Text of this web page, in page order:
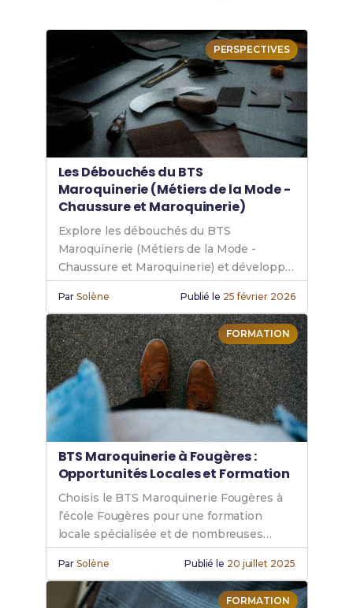
PERSPECTIVES
Les Débouchés du BTS
Maroquinerie (Métiers de la Mode -
Chaussure et Maroquinerie)
Explore les débouchés du BTS
Maroquinerie (Métiers de la Mode -
Chaussure et Maroquinerie) et développe
ta carrière maroquinerie dans les métiers
de la mode.
ParSolène Publié le 25 février 2026
FORMATION
BTS Maroquinerie à Fougères :
Opportunités Locales et Formation
Choisis le BTS Maroquinerie Fougères à
l’école Fougères pour une formation
locale spécialisée et de nombreuses
opportunités dans la maroquinerie.
ParSolène Publié le 20 juillet 2025
FORMATION